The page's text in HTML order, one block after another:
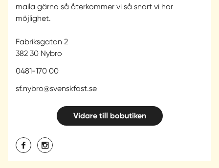
maila gärna så återkommer vi så snart vi har
möjlighet.
Fabriksgatan 2
382 30 Nybro
0481-170 00
sf.nybro@svenskfast.se
Vidare till bobutiken